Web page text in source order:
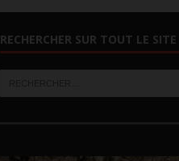
RECHERCHER SUR TOUT LE SITE